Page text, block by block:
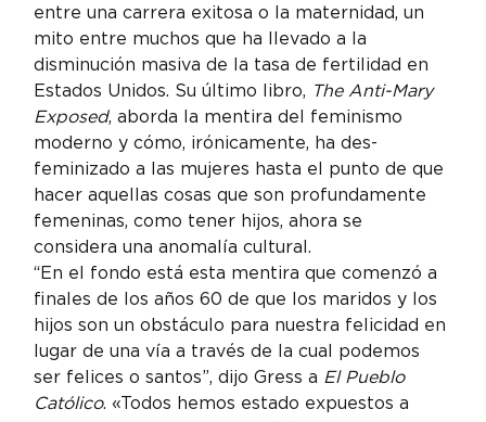
entre una carrera exitosa o la maternidad, un
mito entre muchos que ha llevado a la
disminución masiva de la tasa de fertilidad en
Estados Unidos. Su último libro, The Anti-Mary
Exposed, aborda la mentira del feminismo
moderno y cómo, irónicamente, ha des-
feminizado a las mujeres hasta el punto de que
hacer aquellas cosas que son profundamente
femeninas, como tener hijos, ahora se
considera una anomalía cultural.
“En el fondo está esta mentira que comenzó a
finales de los años 60 de que los maridos y los
hijos son un obstáculo para nuestra felicidad en
lugar de una vía a través de la cual podemos
ser felices o santos”, dijo Gress a El Pueblo
Católico. «Todos hemos estado expuestos a